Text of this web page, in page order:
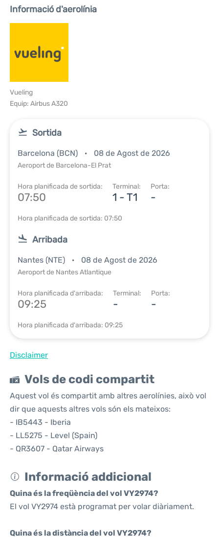
Informació d'aerolínia
Vueling
Equip: Airbus A320
Sortida
Barcelona (BCN) 08 de Agost de 2026
Aeroport de Barcelona-El Prat
Hora planificada de sortida:
07:50
Terminal:
1 - T1
Porta:
-
Hora planificada de sortida: 07:50
Arribada
Nantes (NTE) 08 de Agost de 2026
Aeroport de Nantes Atlantique
Hora planificada d'arribada:
09:25
Terminal:
-
Porta:
-
Hora planificada d'arribada: 09:25
Disclaimer
Vols de codi compartit
Aquest vol és compartit amb altres aerolínies, això vol
dir que aquests altres vols són els mateixos:
- IB5443 - Iberia
- LL5275 - Level (Spain)
- QR3607 - Qatar Airways
Informació addicional
Quina és la freqüència del vol VY2974?
El vol VY2974 està programat per volar diàriament.
Quina és la distància del vol VY2974?